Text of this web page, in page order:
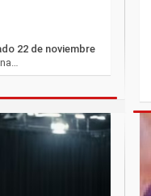
22 de noviembre